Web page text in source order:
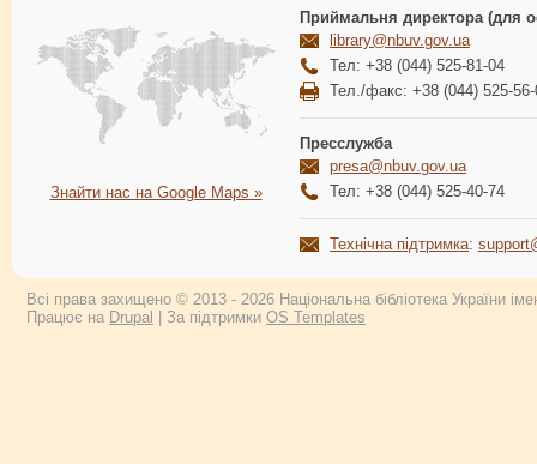
Знайти нас на Google Maps »
Приймальня директора (для
library@nbuv.gov.ua
Тел: +38 (044) 525-81-04
Тел./факс: +38 (044) 525-56-
Пресслужба
presa@nbuv.gov.ua
Тел: +38 (044) 525-40-74
Технічна підтримка:
Всі права захищено © 2013 - 2026 Національна бібліотека України
Працює на Drupal | За підтримки OS Templates